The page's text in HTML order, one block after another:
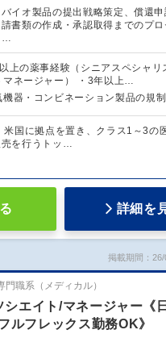
バイオ製品の提出戦略策定、償還
書類の作成・承認取得までのプロ
…
以上の薬事経験（シニアスペシャリ
マネージャー） ・3年以上…
機器・コンビネーション製品の規
米国に拠点を置き、クラス1～3の
売を行うトッ…
詳細を
掲載期間：
門職系（メディカル）
エイト/マネージャー《
ルフレックス勤務OK》